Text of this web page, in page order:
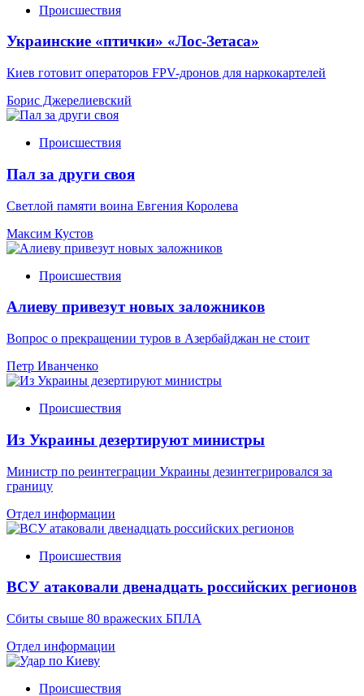
Происшествия
Украинские «птички» «Лос-Зетаса»
Киев готовит операторов FPV-дронов для наркокартелей
Борис Джерелиевский
Происшествия
Пал за други своя
Светлой памяти воина Евгения Королева
Максим Кустов
Происшествия
Алиеву привезут новых заложников
Вопрос о прекращении туров в Азербайджан не стоит
Петр Иванченко
Происшествия
Из Украины дезертируют министры
Министр по реинтеграции Украины дезинтегрировался за
границу
Отдел информации
Происшествия
ВСУ атаковали двенадцать российских регионов
Сбиты свыше 80 вражеских БПЛА
Отдел информации
Происшествия